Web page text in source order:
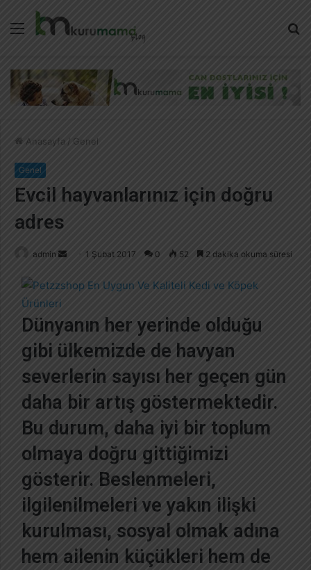
Menü
Anasayfa / Genel
Genel
Evcil hayvanlarınız için doğru
adres
admin
r
-
s
a
ö
n
e
r
e
k
1 Şubat 2017 0 52 2 dakika okuma süresi
Dünyanın her yerinde olduğu
gibi ülkemizde de havyan
severlerin sayısı her geçen gün
daha bir artış göstermektedir.
Bu durum, daha iyi bir toplum
olmaya doğru gittiğimizi
gösterir. Beslenmeleri,
ilgilenilmeleri ve yakın ilişki
kurulması, sosyal olmak adına
hem ailenin küçükleri hem de